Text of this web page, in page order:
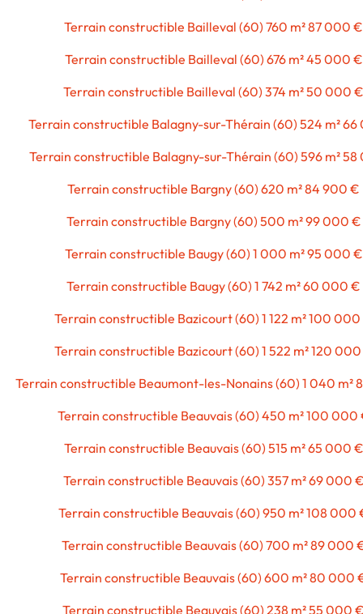
Terrain constructible Bailleval (60) 760 m² 87 000 €
Terrain constructible Bailleval (60) 676 m² 45 000 €
Terrain constructible Bailleval (60) 374 m² 50 000 €
Terrain constructible Balagny-sur-Thérain (60) 524 m²
Terrain constructible Balagny-sur-Thérain (60) 596 m²
Terrain constructible Bargny (60) 620 m² 84 900 €
Terrain constructible Bargny (60) 500 m² 99 000 €
Terrain constructible Baugy (60) 1 000 m² 95 000 €
Terrain constructible Baugy (60) 1 742 m² 60 000 €
Terrain constructible Bazicourt (60) 1 122 m² 100
Terrain constructible Bazicourt (60) 1 522 m² 120
Terrain constructible Beaumont-les-Nonains (60) 1 040 m²
Terrain constructible Beauvais (60) 450 m² 100 000
Terrain constructible Beauvais (60) 515 m² 65 000 €
Terrain constructible Beauvais (60) 357 m² 69 000
Terrain constructible Beauvais (60) 950 m² 108 000
Terrain constructible Beauvais (60) 700 m² 89 000
Terrain constructible Beauvais (60) 600 m² 80 000
Terrain constructible Beauvais (60) 238 m² 55 000